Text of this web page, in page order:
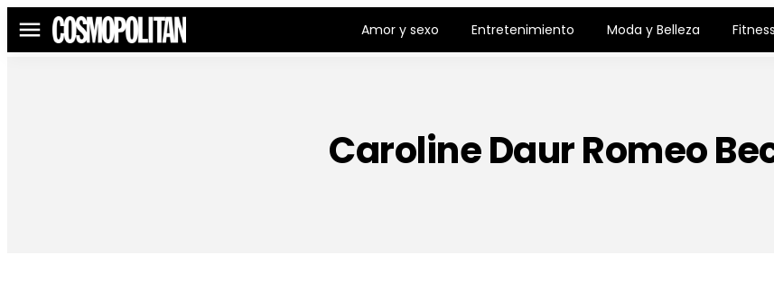
Menú Amor y sexo Entretenimiento Moda y Belleza Fitness
Caroline Daur Romeo